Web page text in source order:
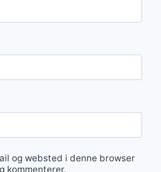
og websted i denne browser
kommenterer.